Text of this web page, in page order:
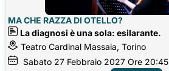
MA CHE RAZZA DI OTELLO?
La diagnosi è una sola: esilarante.
Teatro Cardinal Massaia, Torino
Sabato 27 Febbraio 2027 Ore 20:45